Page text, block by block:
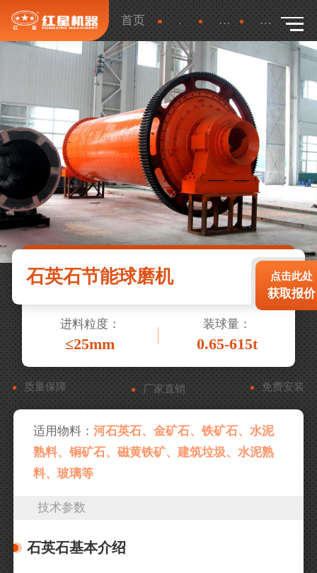
首页 产品 更多 详细
石英石节能球磨机 点击此处
获取报价
进料粒度：
≤25mm
装球量：
0.65-615t
质量保障 厂家直销 免费安装
适用物料：河石英石、金矿石、铁矿石、水泥
熟料、铜矿石、磁黄铁矿、建筑垃圾、水泥熟
料、玻璃等
技术参数
石英石基本介绍